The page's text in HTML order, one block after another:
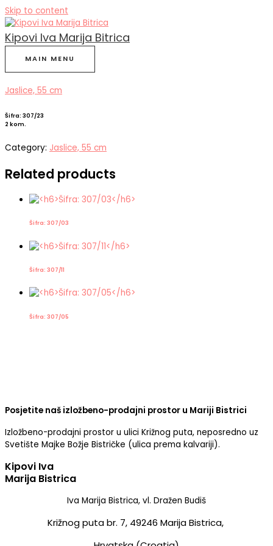
Skip to content
Kipovi Iva Marija Bitrica
MAIN MENU
Jaslice, 55 cm
Šifra: 307/23
2 kom.
Category: Jaslice, 55 cm
Related products
Šifra: 307/03
Šifra: 307/11
Šifra: 307/05
Posjetite naš izložbeno-prodajni prostor u Mariji Bistrici
Izložbeno-prodajni prostor u ulici Križnog puta, neposredno uz
Svetište Majke Božje Bistričke (ulica prema kalvariji).
Kipovi Iva
Marija Bistrica
Iva Marija Bistrica, vl. Dražen Budiš
Križnog puta br. 7, 49246 Marija Bistrica,